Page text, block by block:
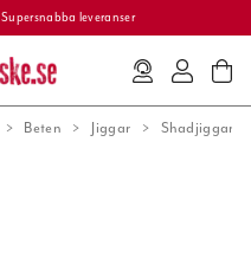
Supersnabba leveranser
Beten Jiggar Shadjiggar